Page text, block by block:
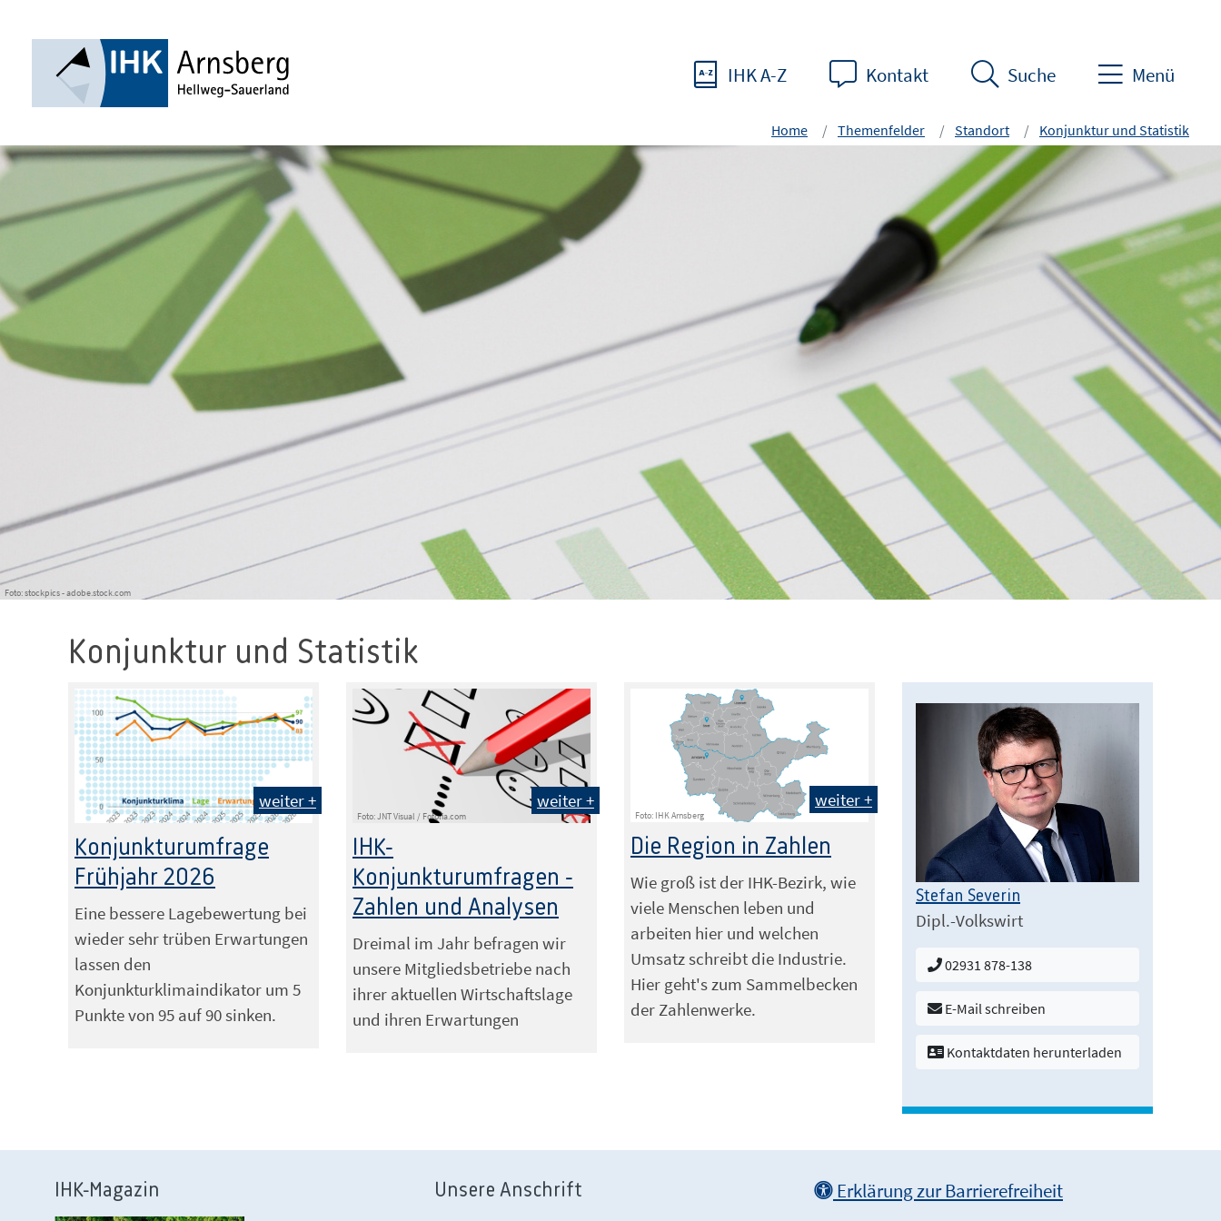
IHK A-Z Kontakt Suche Menü
Home Themenfelder Standort Konjunktur und Statistik
Foto: stockpics - adobe.stock.com
Konjunktur und Statistik
weiter +
Konjunkturumfrage
Frühjahr 2026
Eine bessere Lagebewertung bei
wieder sehr trüben Erwartungen
lassen den
Konjunkturklimaindikator um 5
Punkte von 95 auf 90 sinken.
Foto: JNT Visual / Fotolia.com
weiter +
IHK-
Konjunkturumfragen -
Zahlen und Analysen
Dreimal im Jahr befragen wir
unsere Mitgliedsbetriebe nach
ihrer aktuellen Wirtschaftslage
und ihren Erwartungen
Foto: IHK Arnsberg
weiter +
Die Region in Zahlen
Wie groß ist der IHK-Bezirk, wie
viele Menschen leben und
arbeiten hier und welchen
Umsatz schreibt die Industrie.
Hier geht's zum Sammelbecken
der Zahlenwerke.
Stefan Severin
Dipl.-Volkswirt
02931 878-138
E-Mail schreiben
Kontaktdaten herunterladen
IHK-Magazin
Unsere Anschrift
Erklärung zur Barrierefreiheit